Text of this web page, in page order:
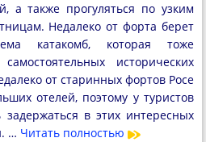
а также прогуляться по узким
Недалеко от форта берет
катакомб, которая тоже
исторических
от старинных фортов Росе
отелей, поэтому у туристов
задержаться в этих интересных
… Читать полностью